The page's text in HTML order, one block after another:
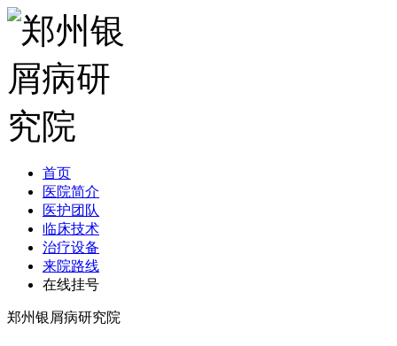
首页
医院简介
医护团队
临床技术
治疗设备
来院路线
在线挂号
郑州银屑病研究院